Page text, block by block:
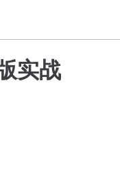
实战